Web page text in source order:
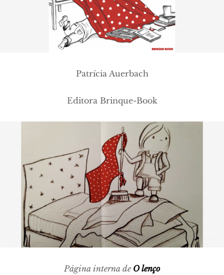
Patrícia Auerbach
Editora Brinque-Book
Página interna de O lenço